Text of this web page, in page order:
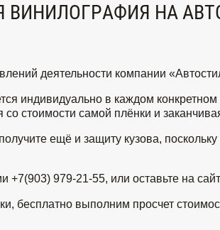
ВИНИЛОГРАФИЯ НА
деятельности компании
индивидуально в каждом конкретном
стоимости самой плёнки и
ещё и защиту кузова,
979-21-55, или оставьте на
бесплатно выполним просчет